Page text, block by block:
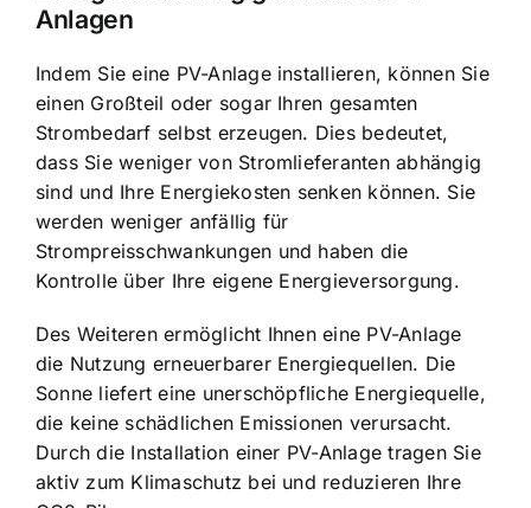
Anlagen
Indem Sie eine PV-Anlage installieren, können Sie
einen Großteil oder sogar Ihren gesamten
Strombedarf selbst erzeugen. Dies bedeutet,
dass Sie weniger von Stromlieferanten abhängig
sind und Ihre Energiekosten senken können. Sie
werden weniger anfällig für
Strompreisschwankungen und haben die
Kontrolle über Ihre eigene Energieversorgung.
Des Weiteren ermöglicht Ihnen eine PV-Anlage
die Nutzung erneuerbarer Energiequellen. Die
Sonne liefert eine unerschöpfliche Energiequelle,
die keine schädlichen Emissionen verursacht.
Durch die Installation einer PV-Anlage tragen Sie
aktiv zum Klimaschutz bei und reduzieren Ihre